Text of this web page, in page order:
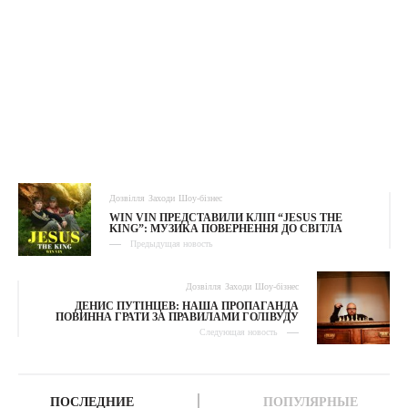
Дозвілля Заходи Шоу-бізнес
WIN VIN ПРЕДСТАВИЛИ КЛІП “JESUS THE
KING”: МУЗИКА ПОВЕРНЕННЯ ДО СВІТЛА
Предыдущая новость
Дозвілля Заходи Шоу-бізнес
ДЕНИС ПУТІНЦЕВ: НАША ПРОПАГАНДА
ПОВИННА ГРАТИ ЗА ПРАВИЛАМИ ГОЛІВУДУ
Следующая новость
ПОСЛЕДНИЕ ПОПУЛЯРНЫЕ